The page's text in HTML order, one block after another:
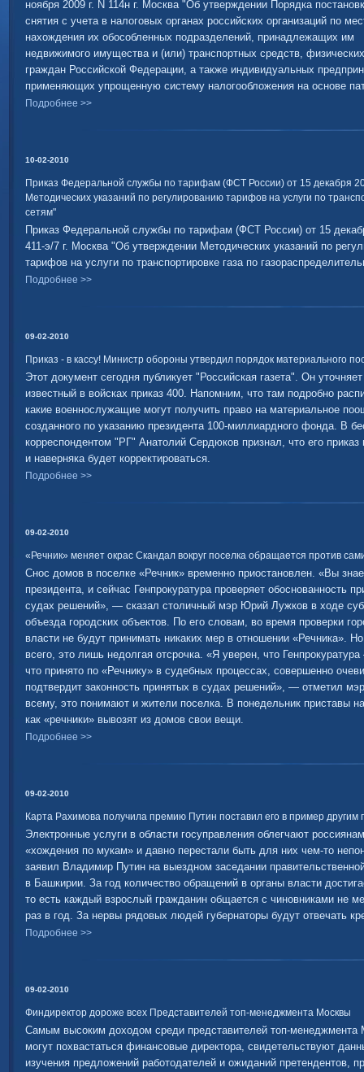
ноября 2009 г. N 114н г. Москва "Об утверждении Порядка
снятия с учета в налоговых органах российских организаций по
нахождения их обособленных подразделений, принадлежащих им
недвижимого имущества и (или) транспортных средств,
граждан Российской Федерации, а также индивидуальных
применяющих упрощенную систему налогообложения на основе
Подробнее >>
10-02-2010
Приказ Федеральной службы по тарифам (ФСТ России) от 15 декабря
Методических указаний по регулированию тарифов на услуги по
сетям"
Приказ Федеральной службы по тарифам (ФСТ России) от 15
411-э/7 г. Москва "Об утверждении Методических указаний по
тарифов на услуги по транспортировке газа по
Подробнее >>
09-02-2010
Приказ - в кассу! Министр обороны утвердил порядок материального
Этот документ сегодня публикует "Российская газета". Он
известный в войсках приказ 400. Напомним, что там подробно
какие военнослужащие могут получить право на материальное
созданного по указанию президента 100-миллиардного фонда. В
корреспондентом "РГ" Анатолий Сердюков признал, что его приказ
и наверняка будет корректироваться.
Подробнее >>
09-02-2010
«Речник» меняет окрас Скандал вокруг поселка обращается против
Снос домов в поселке «Речник» временно приостановлен. «Вы
президента, и сейчас Генпрокуратура проверяет обоснованность
судах решений», — сказал столичный мэр Юрий Лужков в ходе
объезда городских объектов. По его словам, во время проверки
власти не будут принимать никаких мер в отношении «Речника».
всего, это лишь недолгая отсрочка. «Я уверен, что
что принято по «Речнику» в судебных процессах, совершенно
подтвердит законность принятых в судах решений», — отметил
всему, это понимают и жители поселка. В понедельник приставы
как «речники» вывозят из домов свои вещи.
Подробнее >>
09-02-2010
Карта Рахимова получила премию Путин поставил его в пример
Электронные услуги в области госуправления облегчают россиянам
«хождения по мукам» и давно перестали быть для них чем-то
заявил Владимир Путин на выездном заседании
в Башкирии. За год количество обращений в органы власти
то есть каждый взрослый гражданин общается с чиновниками не
раз в год. За нервы рядовых людей губернаторы будут отвечать
Подробнее >>
09-02-2010
Финдиректор дороже всех Представителей топ-менеджмента Москвы
Самым высоким доходом среди представителей топ-менеджмента
могут похвастаться финансовые директора, свидетельствуют
изучения предложений работодателей и ожиданий претендентов,